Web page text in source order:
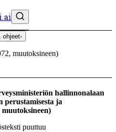
ohjeet-
, muutoksineen)
hallinnonalaan
ja
muutoksineen)
puuttuu